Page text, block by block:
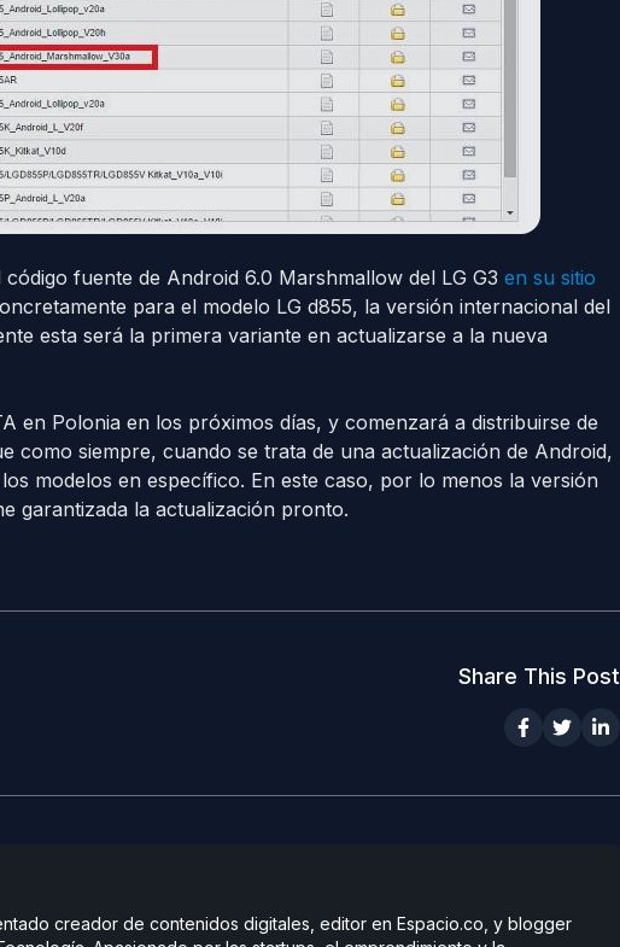
fuente de Android 6.0 Marshmallow del LG G3 en su sitio
para el modelo LG d855, la versión internacional del
esta será la primera variante en actualizarse a la nueva
en Polonia en los próximos días, y comenzará a distribuirse de
como siempre, cuando se trata de una actualización de Android,
modelos en específico. En este caso, por lo menos la versión
garantizada la actualización pronto.
Share This Post
creador de contenidos digitales, editor en Espacio.co, y blogger